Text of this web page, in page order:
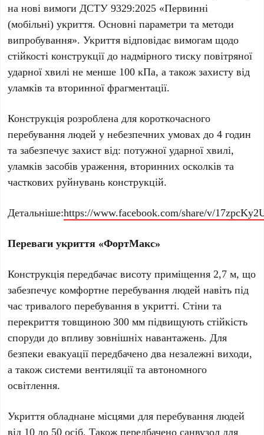
на нові вимоги ДСТУ 9329:2025 «Первинні
(мобільні) укриття. Основні параметри та методи
випробування». Укриття відповідає вимогам щодо
стійкості конструкції до надмірного тиску повітряної
ударної хвилі не менше 100 кПа, а також захисту від
уламків та вторинної фрагментації.
Конструкція розроблена для короткочасного
перебування людей у небезпечних умовах до 4 годин
та забезпечує захист від: потужної ударної хвилі,
уламків засобів ураження, вторинних осколків та
часткових руйнувань конструкцій.
Детальніше:https://www.facebook.com/share/v/
Переваги укриття «ФортМакс»
Конструкція передбачає висоту приміщення 2,7 м, що
забезпечує комфортне перебування людей навіть під
час тривалого перебування в укритті. Стіни та
перекриття товщиною 300 мм підвищують стійкість
споруди до впливу зовнішніх навантажень. Для
безпеки евакуації передбачено два незалежні виходи,
а також системи вентиляції та автономного
освітлення.
Укриття обладнане місцями для перебування людей
від 10 до 50 осіб. Також передбачено санвузол для